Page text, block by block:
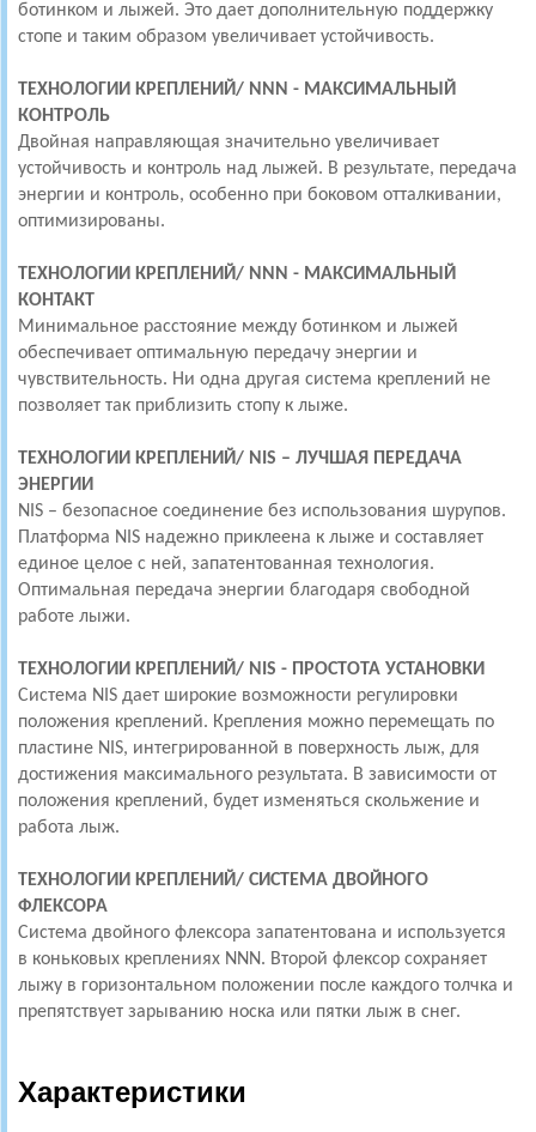
ботинком и лыжей. Это дает дополнительную поддержку
стопе и таким образом увеличивает устойчивость.
ТЕХНОЛОГИИ КРЕПЛЕНИЙ/ NNN - МАКСИМАЛЬНЫЙ
КОНТРОЛЬ
Двойная направляющая значительно увеличивает
устойчивость и контроль над лыжей. В результате, передача
энергии и контроль, особенно при боковом отталкивании,
оптимизированы.
ТЕХНОЛОГИИ КРЕПЛЕНИЙ/ NNN - МАКСИМАЛЬНЫЙ
КОНТАКТ
Минимальное расстояние между ботинком и лыжей
обеспечивает оптимальную передачу энергии и
чувствительность. Ни одна другая система креплений не
позволяет так приблизить стопу к лыже.
ТЕХНОЛОГИИ КРЕПЛЕНИЙ/ NIS – ЛУЧШАЯ ПЕРЕДАЧА
ЭНЕРГИИ
NIS – безопасное соединение без использования шурупов.
Платформа NIS надежно приклеена к лыже и составляет
единое целое с ней, запатентованная технология.
Оптимальная передача энергии благодаря свободной
работе лыжи.
ТЕХНОЛОГИИ КРЕПЛЕНИЙ/ NIS - ПРОСТОТА УСТАНОВКИ
Система NIS дает широкие возможности регулировки
положения креплений. Крепления можно перемещать по
пластине NIS, интегрированной в поверхность лыж, для
достижения максимального результата. В зависимости от
положения креплений, будет изменяться скольжение и
работа лыж.
ТЕХНОЛОГИИ КРЕПЛЕНИЙ/ СИСТЕМА ДВОЙНОГО
ФЛЕКСОРА
Система двойного флексора запатентована и используется
в коньковых креплениях NNN. Второй флексор сохраняет
лыжу в горизонтальном положении после каждого толчка и
препятствует зарыванию носка или пятки лыж в снег.
Характеристики